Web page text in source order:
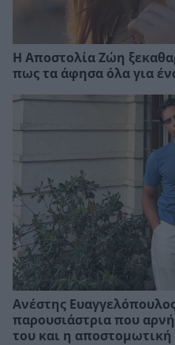
Η Αποστολία Ζώη
πως τα άφησα όλα για
Ανέστης
παρουσιάστρια που
του και η